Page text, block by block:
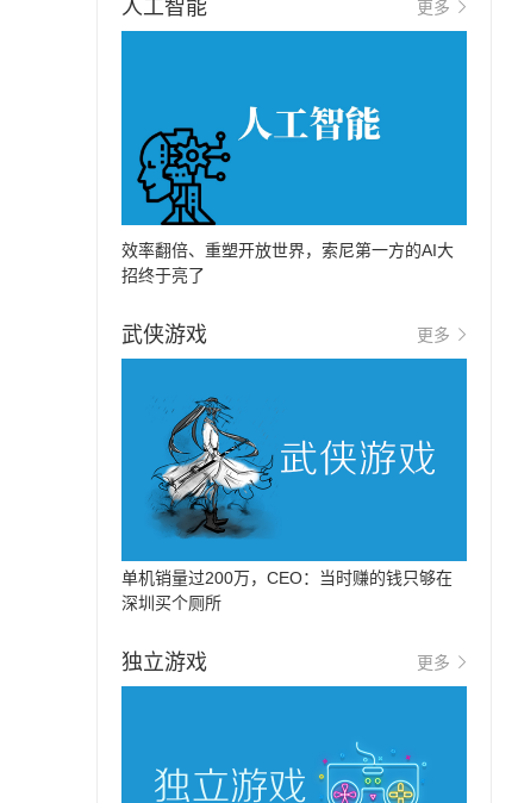
人工智能 更多
效率翻倍、重塑开放世界，索尼第一方的AI大
招终于亮了
武侠游戏 更多
单机销量过200万，CEO：当时赚的钱只够在
深圳买个厕所
独立游戏 更多